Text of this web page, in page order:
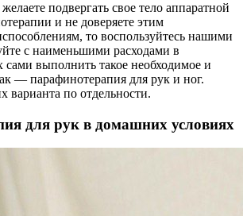
подвергать свое тело аппаратной
и не доверяете этим
то воспользуйтесь нашими
с наименьшими расходами в
выполнить такое необходимое и
— парафинотерапия для рук и ног.
варианта по отдельности.
для рук в домашних условиях